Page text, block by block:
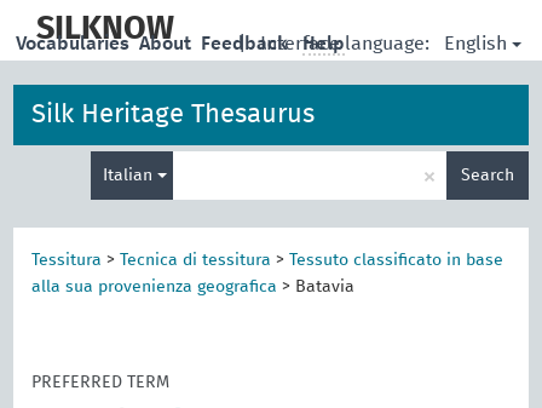
main
SILKNOW | Interface language: English
Vocabularies About Feedback Help
Silk Heritage Thesaurus
Italian × Search
Tessitura > Tecnica di tessitura >
Tessuto classificato in base
alla sua provenienza geografica > Batavia
PREFERRED TERM